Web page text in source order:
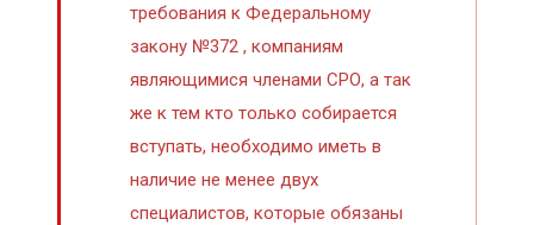
требования к Федеральному
закону №372 , компаниям
являющимися членами СРО, а так
же к тем кто только собирается
вступать, необходимо иметь в
наличие не менее двух
специалистов, которые обязаны